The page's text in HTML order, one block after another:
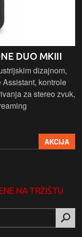
DUO MKIII
dizajnom,
kontrole
za stereo zvuk,
AKCIJA
NA TRŽIŠTU